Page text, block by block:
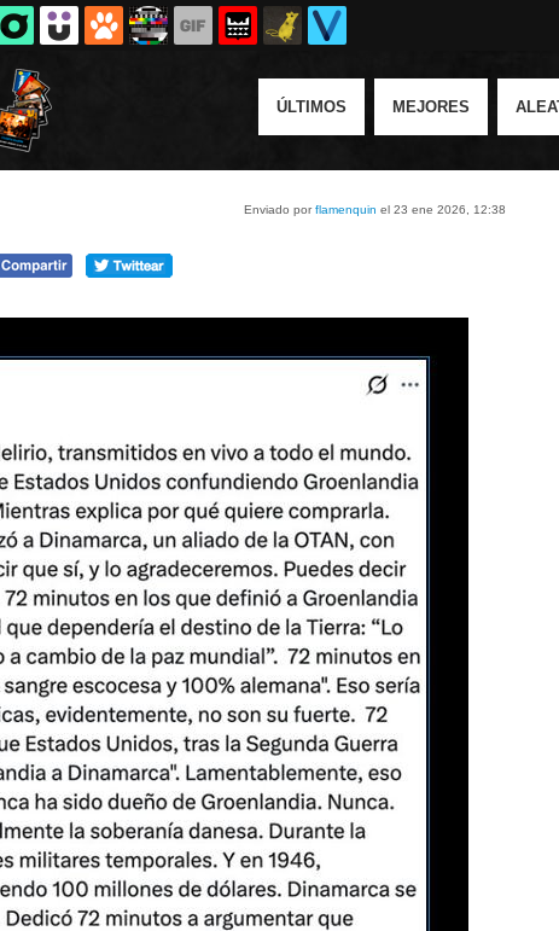
ÚLTIMOS MEJORES
Enviado porflamenquin el 23 ene 2026, 12:38